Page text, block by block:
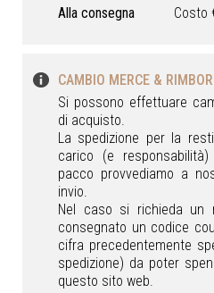
Alla consegna
Costo
CAMBIO MERCE &
Si possono effettuare
di acquisto.
La spedizione per la
carico (e
pacco provvediamo a
invio.
Nel caso si richieda un
consegnato un codice
cifra precedentemente
spedizione) da poter
questo sito web.